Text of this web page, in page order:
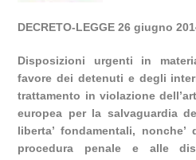
DECRETO-LEGGE 26 giugno
Disposizioni urgenti in
favore dei detenuti e degli
trattamento in violazione
europea per la salvaguardia
liberta’ fondamentali,
procedura penale e alle